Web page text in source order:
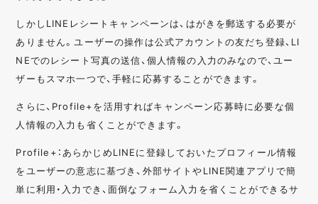
しかしLINEレシートキャンペーンは、はがきを郵送する必要が
ありません。ユーザーの操作は公式アカウントの友だち登録、LI
NEでのレシート写真の送信、個人情報の入力のみなので、ユー
ザーもスマホ一つで、手軽に応募することができます。
さらに、Profile+を活用すればキャンペーン応募時に必要な個
人情報の入力も省くことができます。
Profile+：あらかじめLINEに登録しておいたプロフィール情報
をユーザーの意志に基づき、外部サイトやLINE関連アプリで簡
単に利用・入力でき、面倒なフォーム入力を省くことができるサ